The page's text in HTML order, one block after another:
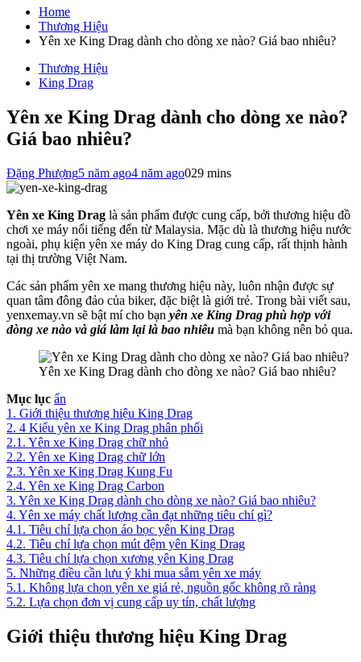
cho:
Home
Thương Hiệu
Yên xe King Drag dành cho dòng xe nào? Giá bao nhiêu?
Thương Hiệu
King Drag
Yên xe King Drag dành cho dòng xe nào?
Giá bao nhiêu?
Đặng Phượng5 năm ago4 năm ago029 mins
Yên xe King Drag là sản phẩm được cung cấp, bởi thương hiệu đồ
chơi xe máy nổi tiếng đến từ Malaysia. Mặc dù là thương hiệu nước
ngoài, phụ kiện yên xe máy do King Drag cung cấp, rất thịnh hành
tại thị trường Việt Nam.
Các sản phẩm yên xe mang thương hiệu này, luôn nhận được sự
quan tâm đông đảo của biker, đặc biệt là giới trẻ. Trong bài viết sau,
yenxemay.vn sẽ bật mí cho bạn yên xe King Drag phù hợp với
dòng xe nào và giá làm lại là bao nhiêu mà bạn không nên bỏ qua.
Yên xe King Drag dành cho dòng xe nào? Giá bao nhiêu?
Mục lục ẩn
1. Giới thiệu thương hiệu King Drag
2. 4 Kiểu yên xe King Drag phân phối
2.1. Yên xe King Drag chữ nhỏ
2.2. Yên xe King Drag chữ lớn
2.3. Yên xe King Drag Kung Fu
2.4. Yên xe King Drag Carbon
3. Yên xe King Drag dành cho dòng xe nào? Giá bao nhiêu?
4. Yên xe máy chất lượng cần đạt những tiêu chí gì?
4.1. Tiêu chí lựa chọn áo bọc yên King Drag
4.2. Tiêu chí lựa chọn mút đệm yên King Drag
4.3. Tiêu chí lựa chọn xương yên King Drag
5. Những điều cần lưu ý khi mua sắm yên xe máy
5.1. Không lựa chọn yên xe giá rẻ, nguồn gốc không rõ ràng
5.2. Lựa chọn đơn vị cung cấp uy tín, chất lượng
Giới thiệu thương hiệu King Drag